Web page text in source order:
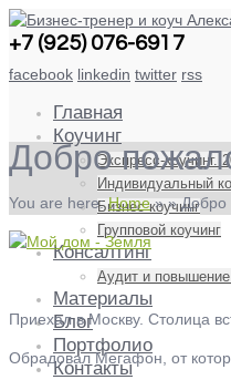
+7 (925) 076-6917
facebook linkedin twitter rss
Главная
Коучинг
Экспресс-коучинг.
Индивидуальный
Бизнес коучинг
Групповой коучинг
Консалтинг
Аудит и
Материалы
Блог
Портфолио
Контакты
Добро
You are here:Home » »Добро
Приехал в Москву. Столица
Обрадовал Мегафон, от